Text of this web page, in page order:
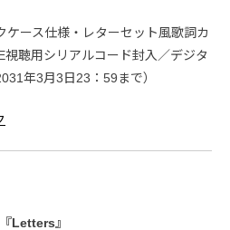
ース仕様・レターセット風歌詞カ
聴用シリアルコード封入／デジタ
年3月3日23：59まで）
Letters』